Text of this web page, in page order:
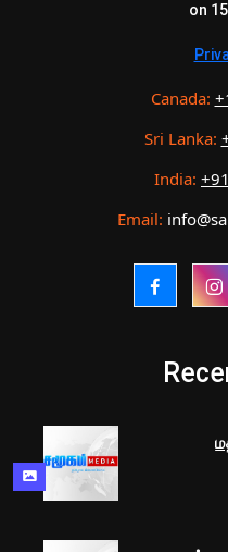
on
Canada:
Sri Lanka:
India:
Email: